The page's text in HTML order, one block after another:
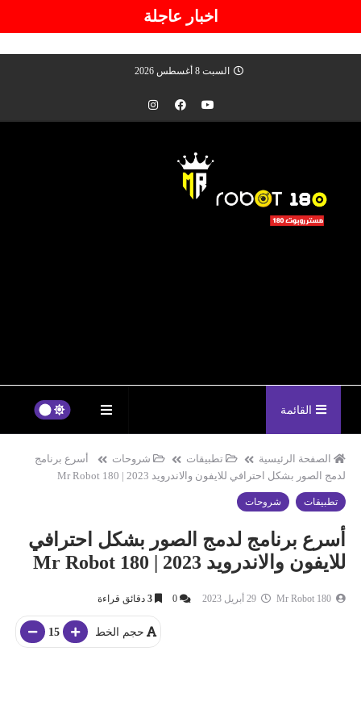
اخبار عاجلة
السبت 8 أغسطس 2026
القائمة
الصفحة الرئيسية تطبيقات شروحات
أسرع برنامج
لدمج الصور بشكل احترافي للايفون والاندرويد 2023 | Mr Robot 180
تطبيقات شروحات
أسرع برنامج لدمج الصور بشكل احترافي
للايفون والاندرويد 2023 | Mr Robot 180
Mr Robot 180
0
3دقائق قراءة
حجم الخط 15